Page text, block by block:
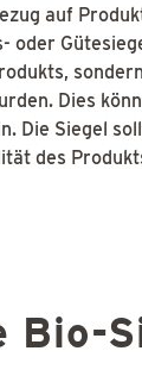
auf
Dies
Die Siegel
des
Bio-